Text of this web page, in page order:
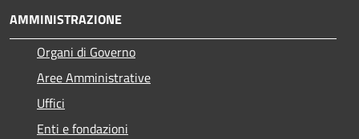
AMMINISTRAZIONE
Organi di Governo
Aree Amministrative
Uffici
Enti e fondazioni